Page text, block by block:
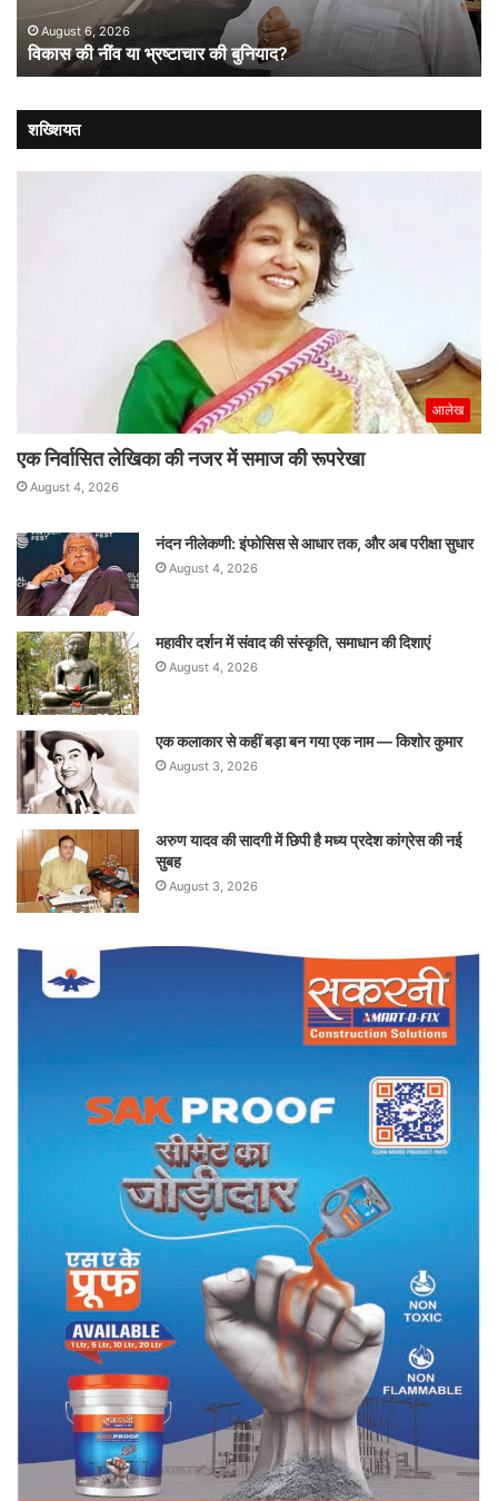
August 6, 2026
विकास की नींव या भ्रष्टाचार की बुनियाद?
को
नई
शख्शियत
आलेख
एक निर्वासित लेखिका की नजर में समाज की रूपरेखा
August 4, 2026
नंदन नीलेकणी: इंफोसिस से आधार तक, और अब परीक्षा सुधार
August 4, 2026
महावीर दर्शन में संवाद की संस्कृति, समाधान की दिशाएं
August 4, 2026
एक कलाकार से कहीं बड़ा बन गया एक नाम — किशोर कुमार
August 3, 2026
अरुण यादव की सादगी में छिपी है मध्य प्रदेश कांग्रेस की नई
सुबह
August 3, 2026